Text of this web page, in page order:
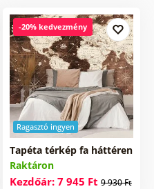
Ragasztó ingyen
-20% kedvezmény
Tapéta térkép fa háttéren
Raktáron
Kezdőár: 7 945 Ft 9 930 Ft